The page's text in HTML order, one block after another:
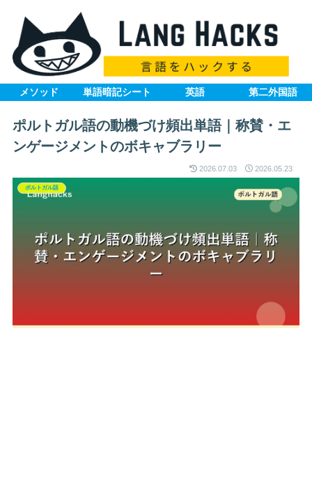
メソッド 単語暗記シート 英語 第二外国語
ポルトガル語の動機づけ頻出単語｜称賛・エ
ンゲージメントのボキャブラリー
2026.07.03 2026.05.23
ポルトガル語